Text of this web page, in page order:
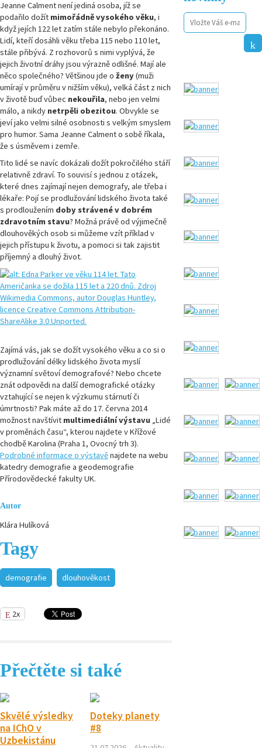
Jeanne Calment není jediná osoba, jíž se
podařilo dožít mimořádně vysokého věku, i
když jejích 122 let zatím stále nebylo překonáno.
Lidí, kteří dosáhli věku třeba 115 nebo 110 let,
stále přibývá. Z rozhovorů s nimi vyplývá, že
jejich životní dráhy jsou výrazně odlišné. Mají ale
něco společného? Většinou jde o ženy(muži
umírají v průměru v nižším věku), velká část z nich
v životě buď vůbec nekouřila, nebo jen velmi
málo, a nikdy netrpěli obezitou. Obvykle se
jeví jako velmi silné osobnosti s velkým smyslem
pro humor. Sama Jeanne Calment o sobě říkala,
že s úsměvem i zemře.
Tito lidé se navíc dokázali dožít pokročilého stáří
relativně zdraví. To souvisí s jednou z otázek,
které dnes zajímají nejen demografy, ale třeba i
lékaře: Pojí se prodlužování lidského života také
s prodloužením doby strávenév dobrém
zdravotním stavu? Možná právě od výjimečně
dlouhověkých osob si můžeme vzít příklad v
jejich přístupu k životu, a pomoci si tak zajistit
příjemný a dlouhý život.
Zajímá vás, jak se dožít vysokého věku a co si o
prodlužování délky lidského života myslí
významní světoví demografové? Nebo chcete
znát odpovědi na další demografické otázky
vztahující se nejen k výzkumu stárnutí či
úmrtnosti? Pak máte až do 17. června 2014
možnost navštívit multimediální výstavu „Lidé
v proměnách času“, kterou najdete v Křížové
chodbě Karolina (Praha 1, Ovocný trh 3).
Podrobné informace o výstavěnajdete na webu
katedry demografie a geodemografie
Přírodovědecké fakulty UK.
Autor
Klára Hulíková
Tagy
demografie dlouhověkost
2x
Přečtěte si také
Skvělé výsledky
na IChO v
Uzbekistánu
Doteky planety
#8